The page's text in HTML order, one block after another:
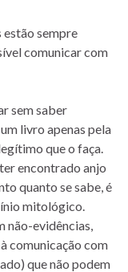
estão sempre
comunicar com
sem saber
livro apenas pela
que o faça.
encontrado anjo
quanto se sabe, é
mitológico.
não-evidências,
comunicação com
que não podem